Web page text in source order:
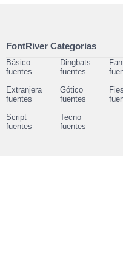
FontRiver Categorias
Básico
fuentes
Dingbats
fuentes
Extranjera
fuentes
Gótico
fuentes
Script
fuentes
Tecno
fuentes